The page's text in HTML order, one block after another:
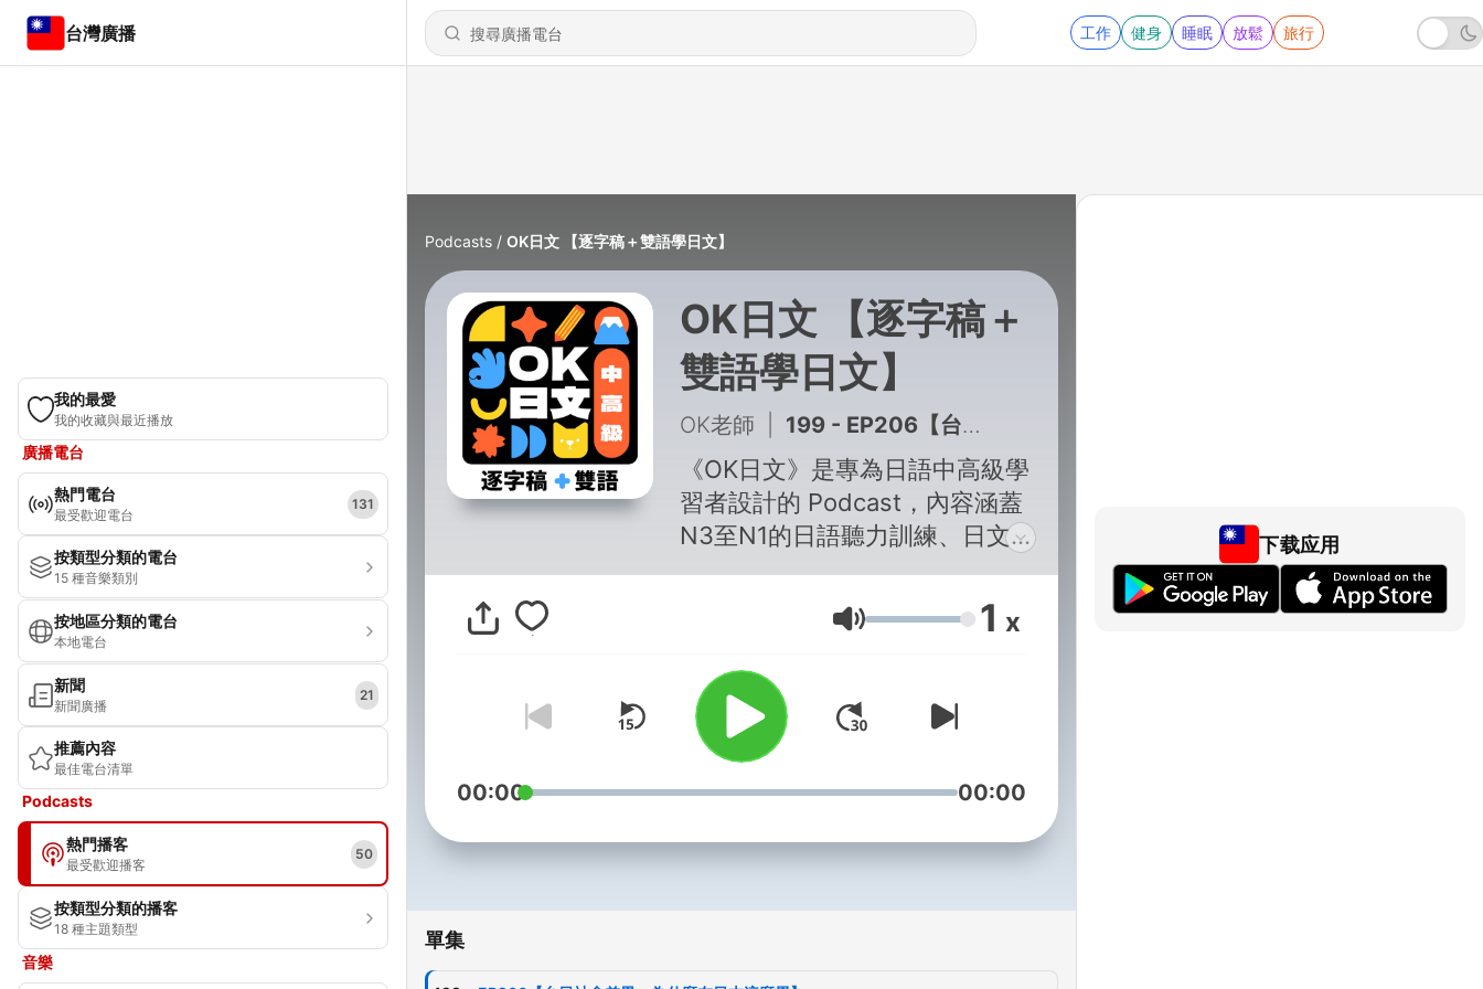
台灣廣播 工作 健身 睡眠 放鬆 旅行
我的最愛
我的收藏與最近播放
廣播電台
熱門電台
最受歡迎電台
131
按類型分類的電台
15 種音樂類別
按地區分類的電台
本地電台
新聞
新聞廣播
21
推薦內容
最佳電台清單
Podcasts
熱門播客
最受歡迎播客
50
按類型分類的播客
18 種主題類型
音樂
Podcasts OK日文 【逐字稿＋雙語學日文】
OK日文 【逐字稿＋
雙語學日文】
OK老師 199 - EP206【台日社會差異：為什麼在日本這麼累】
《OK日文》是專為日語中高級學
習者設計的 Podcast，內容涵蓋
N3至N1的日語聽力訓練、日文會
話、文法解析，並深入介紹豐富
的 日本文化、歷史、旅遊、美食
與生活話題。主持人擁有日籍背
景及中日雙母語能力，帶來最道
地的日語發音與最清晰的中文解
說，幫助你輕鬆提升日語實力。
節目特色包括：
中日雙語詳細解說，並設有單字
音量 1 x
00:00 00:00
單集
下载应用